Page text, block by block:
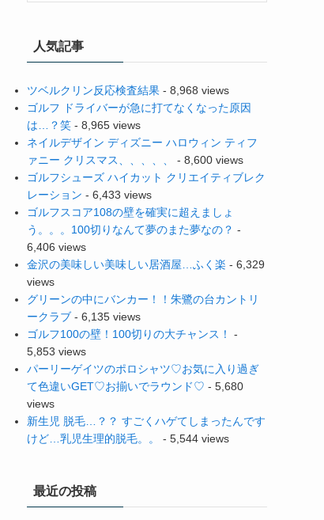
人気記事
ツベルクリン反応検査結果 - 8,968 views
ゴルフ ドライバーが急に打てなくなった原因
は…？笑 - 8,965 views
ネイルデザイン ディズニー ハロウィン ティフ
ァニー クリスマス、、、、、
- 8,600 views
ゴルフシューズ ハイカット クリエイティブレク
レーション - 6,433 views
ゴルフスコア108の壁を確実に超えましょ
う。。。100切りなんて夢のまた夢なの？ -
6,406 views
金沢の美味しい美味しい居酒屋…ふく楽 - 6,329
views
グリーンの中にバンカー！！朱鷺の台カントリ
ークラブ - 6,135 views
ゴルフ100の壁！100切りの大チャンス！
-
5,853 views
パーリーゲイツのポロシャツ♡お気に入り過ぎ
て色違いGET♡お揃いでラウンド♡ - 5,680
views
新生児 脱毛…？？ すごくハゲてしまったんです
けど…乳児生理的脱毛。。
- 5,544 views
最近の投稿